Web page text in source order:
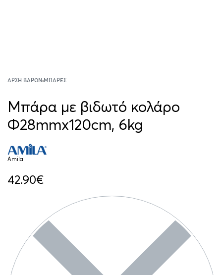
ΆΡΣΗ ΒΑΡΏΝ›ΜΠΆΡΕΣ
Μπάρα με βιδωτό κολάρο
Φ28mmx120cm, 6kg
Amila
42.90€